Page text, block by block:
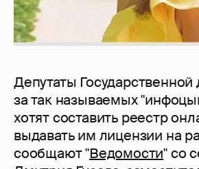
Депутаты
за так называемых
хотят составить реестр
выдавать им лицензии на
сообщают "Ведомости" со